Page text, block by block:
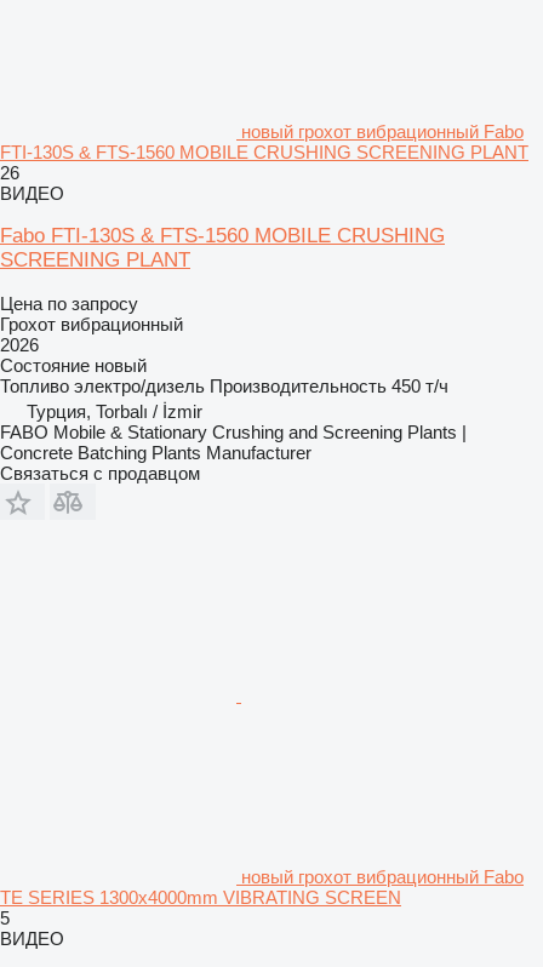
новый грохот вибрационный Fabo
FTI-130S & FTS-1560 MOBILE CRUSHING SCREENING PLANT
26
ВИДЕО
Fabo FTI-130S & FTS-1560 MOBILE CRUSHING
SCREENING PLANT
Цена по запросу
Грохот вибрационный
2026
Состояние новый
Топливо электро/дизель Производительность 450 т/ч
Турция, Torbalı / İzmir
FABO Mobile & Stationary Crushing and Screening Plants |
Concrete Batching Plants Manufacturer
Связаться с продавцом
новый грохот вибрационный Fabo
TE SERIES 1300x4000mm VIBRATING SCREEN
5
ВИДЕО